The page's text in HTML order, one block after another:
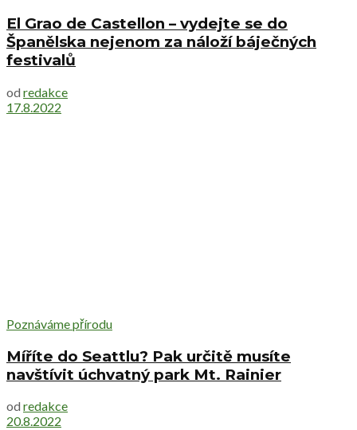
El Grao de Castellon – vydejte se do
Španělska nejenom za náloží báječných
festivalů
od redakce
17.8.2022
Poznáváme přírodu
Míříte do Seattlu? Pak určitě musíte
navštívit úchvatný park Mt. Rainier
od redakce
20.8.2022